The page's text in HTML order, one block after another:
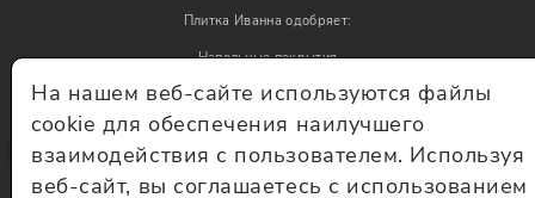
© Плитка Иванна 2026 - плитка и керамогранит
Плитка Иванна одобряет:
Напольные покрытия
Обои
На нашем веб-сайте используются файлы
cookie для обеспечения наилучшего
взаимодействия с пользователем. Используя
веб-сайт, вы соглашаетесь с использованием